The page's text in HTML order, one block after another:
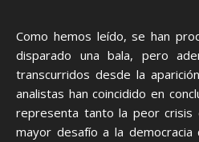
Como hemos leído, se han
disparado una bala, pero
transcurridos desde la
analistas han coincidido en
representa tanto la peor crisis
mayor desafío a la democracia